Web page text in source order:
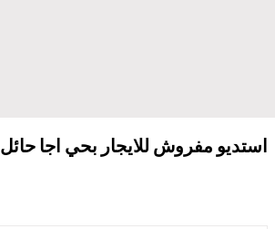
استديو مفروش للايجار بحي اجا حائل